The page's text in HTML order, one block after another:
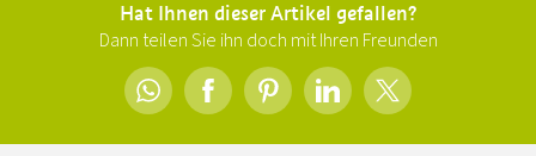
Hat Ihnen dieser Artikel gefallen?
Dann teilen Sie ihn doch mit Ihren Freunden